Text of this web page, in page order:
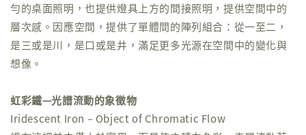
勻的桌面照明，也提供燈具上方的間接照明，提供空間中的
層次感。因應空間，提供了單體間的陣列組合：從一至二，
是三或是川，是口或是井，滿足更多光源在空間中的變化與
想像。
虹彩鐵—光譜流動的象徵物
Iridescent Iron – Object of Chromatic Flow